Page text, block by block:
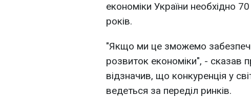
економіки України необхідно
років.
"Якщо ми це зможемо
розвиток економіки", - сказав
відзначив, що конкуренція у
ведеться за переділ ринків.